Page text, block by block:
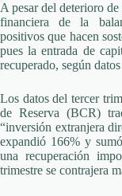
A pesar del deterioro de
financiera de la
positivos que hacen
pues la entrada de
recuperado, según
Los datos del tercer
de Reserva (BCR)
“inversión extranjera
expandió 166% y
una recuperación
trimestre se contrajera